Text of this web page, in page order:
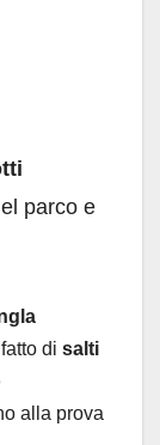
parco e
di salti
alla prova